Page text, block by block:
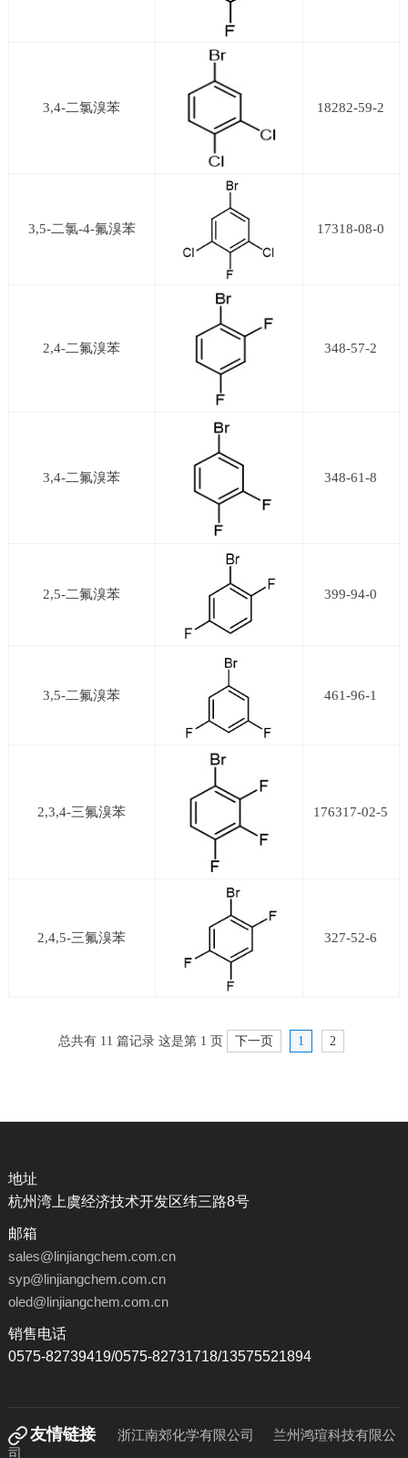
3,4-二氯溴苯 18282-59-2
3,5-二氯-4-氟溴苯 17318-08-0
2,4-二氟溴苯 348-57-2
3,4-二氟溴苯 348-61-8
2,5-二氟溴苯 399-94-0
3,5-二氟溴苯 461-96-1
2,3,4-三氟溴苯 176317-02-5
2,4,5-三氟溴苯 327-52-6
总共有 11 篇记录 这是第 1 页 下一页 1 2
地址
杭州湾上虞经济技术开发区纬三路8号
邮箱
sales@linjiangchem.com.cn
syp@linjiangchem.com.cn
oled@linjiangchem.com.cn
销售电话
0575-82739419/0575-82731718/13575521894
友情链接 浙江南郊化学有限公司
兰州鸿瑄科技有限公
司